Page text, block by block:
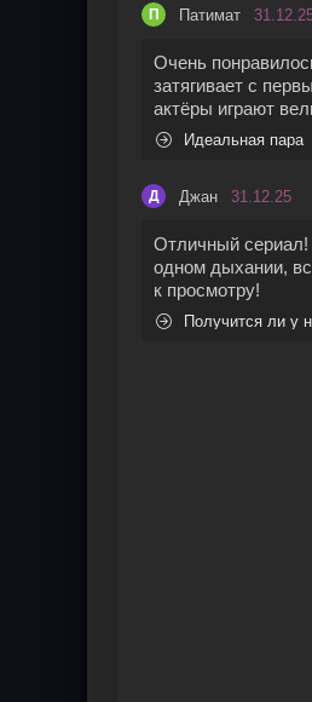
П Патимат
Очень
затягивает с
актёры играют
Идеальная пара
Д Джан 31.12.25
Отличный
одном дыхании,
к просмотру!
Получится ли у